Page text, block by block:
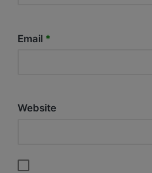
Email *
Website